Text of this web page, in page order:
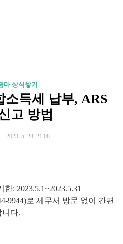
마 상식쌓기
소득세 납부, ARS
고 방법
2023. 5. 28. 21:08
: 2023.5.1~2023.5.31
9944)로 세무서 방문 없이 간편
다.